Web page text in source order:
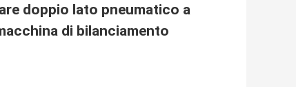
doppio lato pneumatico a
di bilanciamento